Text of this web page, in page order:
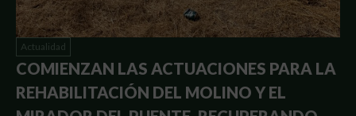
Actualidad
COMIENZAN LAS ACTUACIONES PARA LA
REHABILITACIÓN DEL MOLINO Y EL